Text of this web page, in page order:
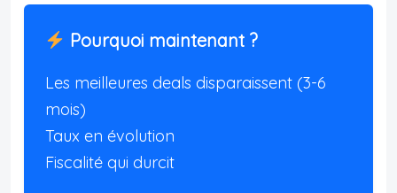
Pourquoi maintenant ?
Les meilleures deals disparaissent (3-6
mois)
Taux en évolution
Fiscalité qui durcit